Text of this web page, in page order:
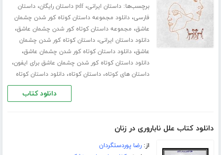
برچسب‌ها:داستان ایرانی،pdf داستان رایگان ،داستان
فارسی،دانلود مجموعه داستان کوتاه کور شدن چشمان
عاشق، مجموعه داستان کوتاه کور شدن چشمان عاشق،
دانلود داستان ایرانی،داستان کوتاه کور شدن چشمان
عاشق،دانلود داستان کوتاه کور شدن چشمان عاشق،
دانلود داستان کوتاه کور شدن چشمان عاشق برای ایفون،
داستان های کوتاه،داستان کوتاه،دانلود داستان کوتاه
دانلود کتاب
دانلود کتاب علل ناباروری در زنان
از:رضا پوردستگردان